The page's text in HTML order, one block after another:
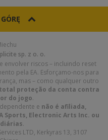
sp. z o. o.
envolver riscos – incluindo reset
pela EA. Esforçamo-nos para
mas – como qualquer outro
proteção da conta contra
do jogo.
e não é afiliada,
Sports, Electronic Arts Inc. ou
.
LTD, Kerkyras 13, 3107